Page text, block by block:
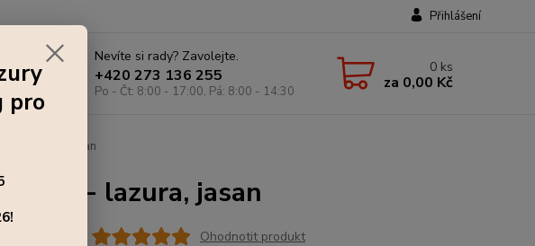
Přihlášení
Nevíte si rady? Zavolejte.
+420 273 136 255
Po - Čt: 8:00 - 17:00, Pá: 8:00 - 14:30
0 ks
za 0,00 Kč
- lazura, jasan
- lazura, jasan
Ohodnotit produkt
pro